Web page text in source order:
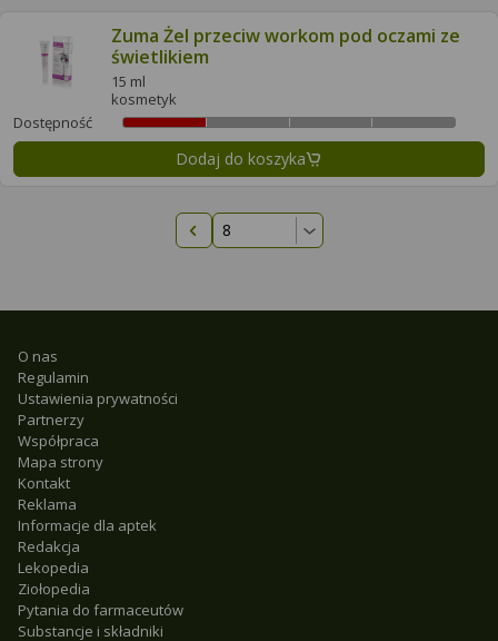
Zuma Żel przeciw workom pod oczami ze
świetlikiem
15 ml
kosmetyk
Dostępność
Dodaj do koszyka
Poprzednia strona
O nas
Regulamin
Ustawienia prywatności
Partnerzy
Współpraca
Mapa strony
Kontakt
Reklama
Informacje dla aptek
Redakcja
Lekopedia
Ziołopedia
Pytania do farmaceutów
Substancje i składniki